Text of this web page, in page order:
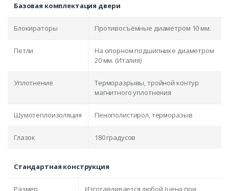
Базовая комплектация двери
Блокираторы Противосъёмные диаметром 10 мм.
Петли
На опорном подшипнике диаметром
20 мм. (Италия)
Уплотнение
Терморазрывы, тройной контур
магнитного уплотнения
Шумотеплоизоляция Пенополистирол, терморазыв
Глазок 180 градусов
Стандартная конструкция
Размер
Изготавливается любой (цена при